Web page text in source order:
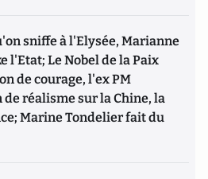
sniffe à l'Elysée, Marianne
l'Etat; Le Nobel de la Paix
de courage, l'ex PM
réalisme sur la Chine, la
Marine Tondelier fait du